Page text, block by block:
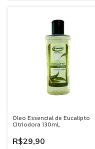
Óleo Essencial de Eucalipto
Citriodora 130mL
R$29,90